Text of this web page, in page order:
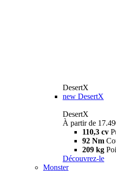
DesertX
new DesertX
DesertX
À partir de
110,3 cv
92 Nm
209 kg
Découvrez-le
Monster